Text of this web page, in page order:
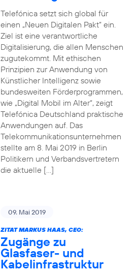
Telefónica setzt sich global für
einen „Neuen Digitalen Pakt“ ein.
Ziel ist eine verantwortliche
Digitalisierung, die allen Menschen
zugutekommt. Mit ethischen
Prinzipien zur Anwendung von
Künstlicher Intelligenz sowie
bundesweiten Förderprogrammen,
wie „Digital Mobil im Alter“, zeigt
Telefónica Deutschland praktische
Anwendungen auf. Das
Telekommunikationsunternehmen
stellte am 8. Mai 2019 in Berlin
Politikern und Verbandsvertretern
die aktuelle […]
09. Mai 2019
ZITAT MARKUS HAAS, CEO:
Zugänge zu
Glasfaser- und
Kabelinfrastruktur